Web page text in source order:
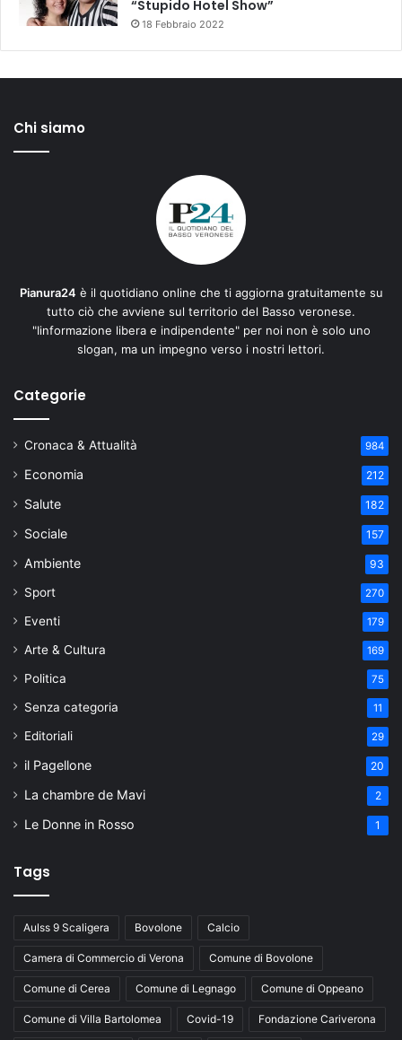
“Stupido Hotel Show”
18 Febbraio 2022
Chi siamo
Pianura24 è il quotidiano online che ti aggiorna gratuitamente su
tutto ciò che avviene sul territorio del Basso veronese.
"Iinformazione libera e indipendente" per noi non è solo uno
slogan, ma un impegno verso i nostri lettori.
Categorie
Cronaca & Attualità 984
Economia 212
Salute 182
Sociale 157
Ambiente 93
Sport 270
Eventi 179
Arte & Cultura 169
Politica 75
Senza categoria 11
Editoriali 29
il Pagellone 20
La chambre de Mavi 2
Le Donne in Rosso 1
Tags
Aulss 9 Scaligera Bovolone Calcio
Camera di Commercio di Verona Comune di Bovolone
Comune di Cerea Comune di Legnago Comune di Oppeano
Comune di Villa Bartolomea Covid-19 Fondazione Cariverona